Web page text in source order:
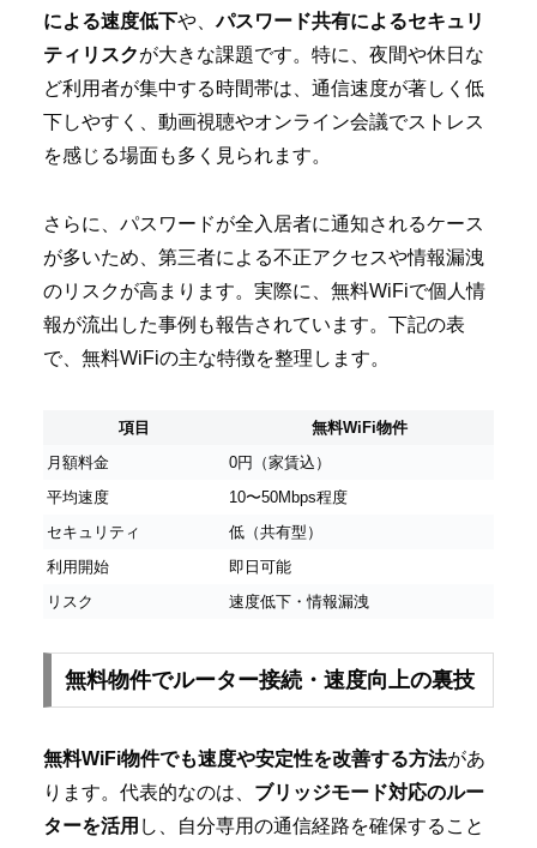
による速度低下や、パスワード共有によるセキュリ
ティリスクが大きな課題です。特に、夜間や休日な
ど利用者が集中する時間帯は、通信速度が著しく低
下しやすく、動画視聴やオンライン会議でストレス
を感じる場面も多く見られます。
さらに、パスワードが全入居者に通知されるケース
が多いため、第三者による不正アクセスや情報漏洩
のリスクが高まります。実際に、無料WiFiで個人情
報が流出した事例も報告されています。下記の表
で、無料WiFiの主な特徴を整理します。
項目
無料WiFi物件
月額料金
0円（家賃込）
平均速度
10〜50Mbps程度
セキュリティ
低（共有型）
利用開始
即日可能
リスク
速度低下・情報漏洩
無料物件でルーター接続・速度向上の裏技
無料WiFi物件でも速度や安定性を改善する方法があ
ります。代表的なのは、 ブリッジモード対応のルー
ターを活用 し、自分専用の通信経路を確保すること